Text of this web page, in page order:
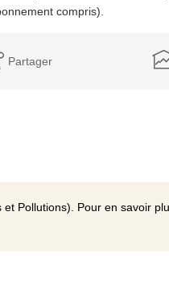
compris).
Partager
Pollutions). Pour en savoir